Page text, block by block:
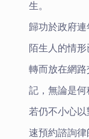
生。
歸功於政府
陌生人的情
轉而放在網
記，無論是何
若仍不小心
速預約諮詢律